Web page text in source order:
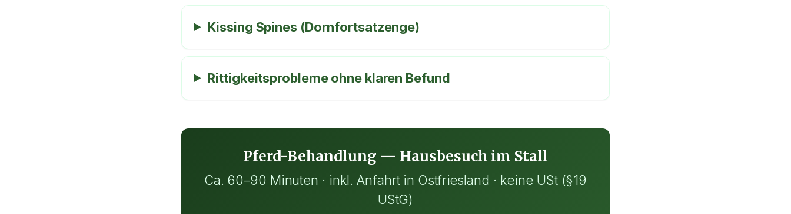
Kissing Spines (Dornfortsatzenge)
Rittigkeitsprobleme ohne klaren Befund
Pferd-Behandlung — Hausbesuch im Stall
Ca. 60–90 Minuten · inkl. Anfahrt in Ostfriesland · keine USt (§19
UStG)